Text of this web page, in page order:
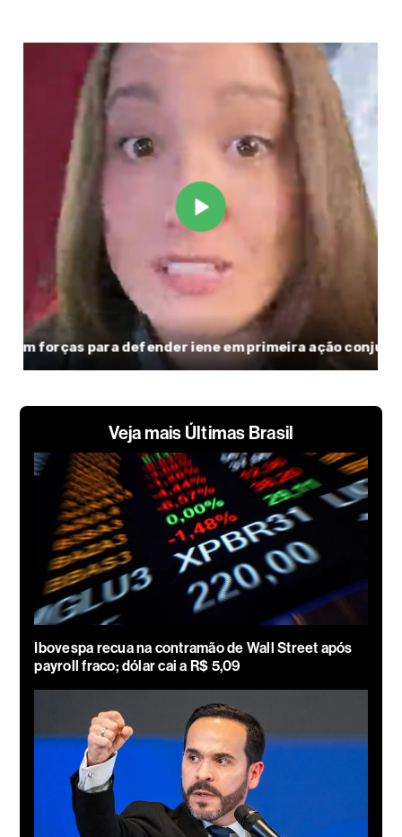
Veja mais Últimas Brasil
Ibovespa recua na contramão de Wall Street após
payroll fraco; dólar cai a R$ 5,09